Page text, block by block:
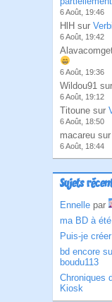
6 Août, 19:46
HlH sur
6 Août, 19:42
6 Août, 19:36
Wildou91 sur
6 Août, 19:12
Titoune sur
6 Août, 18:50
macareu sur
6 Août, 18:44
Sujets
Ennelle par
ma BD à
Puis-je
bd encore
boudu113
Chroniques
Kiosk